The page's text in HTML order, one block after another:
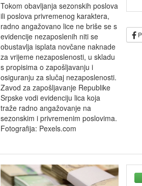
Tokom obavljanja sezonskih poslova
ili poslova privremenog karaktera,
radno angažovano lice ne briše se s
evidencije nezaposlenih niti se
obustavlja isplata novčane naknade
za vrijeme nezaposlenosti, u skladu
s propisima o zapošljavanju i
osiguranju za slučaj nezaposlenosti.
Zavod za zapošljavanje Republike
Srpske vodi evidenciju lica koja
traže radno angažovanje na
sezonskim i privremenim poslovima.
Fotografija: Pexels.com